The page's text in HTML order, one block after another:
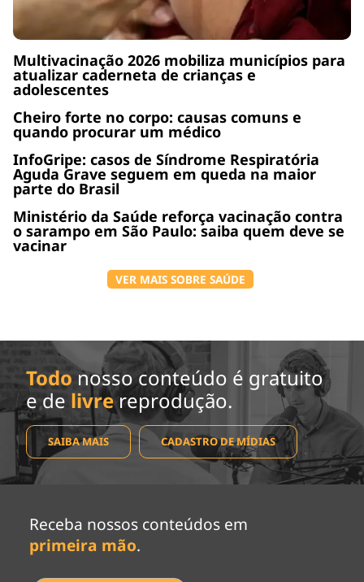
Multivacinação 2026 mobiliza municípios para
atualizar caderneta de crianças e
adolescentes
Cheiro forte no corpo: causas comuns e
quando procurar um médico
InfoGripe: casos de Síndrome Respiratória
Aguda Grave seguem em queda na maior
parte do Brasil
Ministério da Saúde reforça vacinação contra
o sarampo em São Paulo: saiba quem deve se
vacinar
VER MAIS SOBRE SAÚDE
Todo nosso conteúdo é gratuito
e de livrereprodução.
SAIBA MAIS CADASTRO DE MÍDIAS
Receba nossos conteúdos em
primeira mão.